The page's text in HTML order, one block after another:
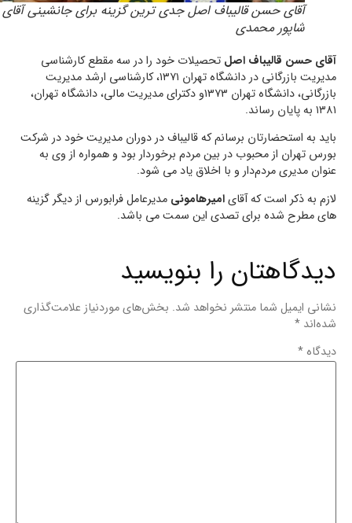
آقای حسن قالیباف اصل جدی ترین گزینه برای جانشینی آقای
شاپور محمدی
آقای حسن قالیباف اصلتحصیلات خود را در سه مقطع کارشناسی
مدیریت بازرگانی در دانشگاه تهران ۱۳۷۱، کارشناسی ارشد مدیریت
بازرگانی، دانشگاه تهران ۱۳۷۳و دکترای مدیریت مالی، دانشگاه تهران،
۱۳۸۱ به پایان رساند.
باید به استحضارتان برسانم که قالیباف در دوران مدیریت خود در شرکت
بورس تهران از محبوب در بین مردم برخوردار بود و همواره از وی به
عنوان مدیری مردم‌دار و با اخلاق یاد می شود.
لازم به ذکر است که آقایامیرهامونیمدیرعامل فرابورس از دیگر گزینه
های مطرح شده برای تصدی این سمت می باشد.
دیدگاهتان را بنویسید
نشانی ایمیل شما منتشر نخواهد شد.بخش‌های موردنیاز علامت‌گذاری
شده‌اند*
دیدگاه*